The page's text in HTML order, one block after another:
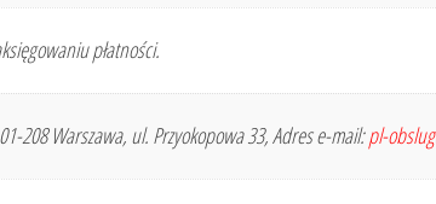
płatności.
208 Warszawa, ul. Przyokopowa 33, Adres e-mail:pl-